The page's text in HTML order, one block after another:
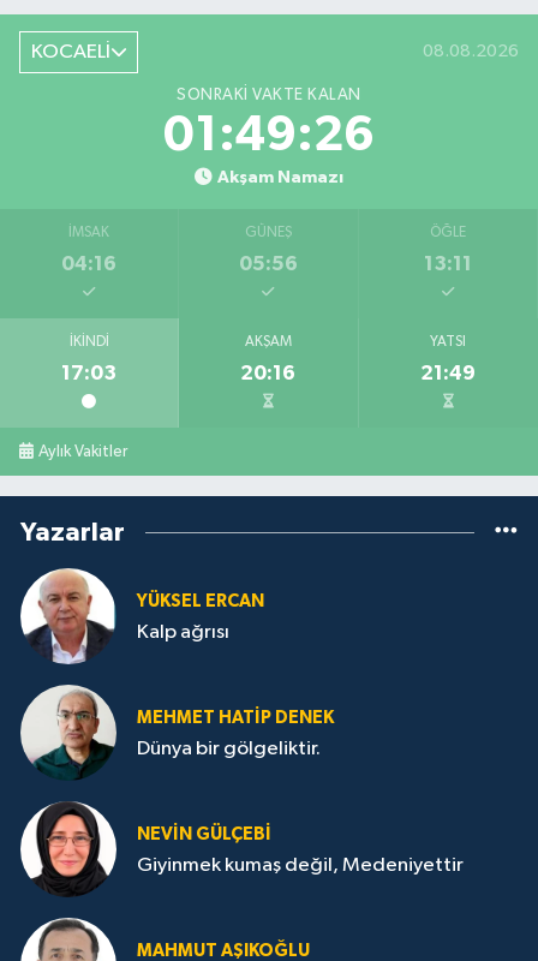
KOCAELİ 08.08.2026
SONRAKI VAKTE KALAN
01:49:26
Akşam Namazı
İMSAK
04:16
GÜNEŞ
05:56
ÖĞLE
13:11
İKINDI
17:03
AKŞAM
20:16
YATSI
21:49
Aylık Vakitler
Yazarlar
YÜKSEL ERCAN
Kalp ağrısı
MEHMET HATİP DENEK
Dünya bir gölgeliktir.
NEVİN GÜLÇEBİ
Giyinmek kumaş değil, Medeniyettir
MAHMUT AŞIKOĞLU